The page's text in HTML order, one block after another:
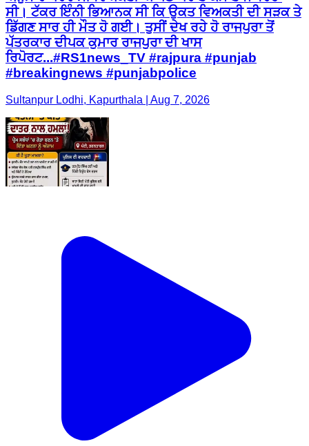
ਸੀ। ਟੱਕਰ ਇੰਨੀ ਭਿਆਨਕ ਸੀ ਕਿ ਉਕਤ ਵਿਅਕਤੀ ਦੀ ਸੜਕ ਤੇ
ਡਿੱਗਣ ਸਾਰ ਹੀ ਮੌਤ ਹੋ ਗਈ। ਤੁਸੀਂ ਦੇਖ ਰਹੇ ਹੋ ਰਾਜਪੁਰਾ ਤੋਂ
ਪੱਤਰਕਾਰ ਦੀਪਕ ਕੁਮਾਰ ਰਾਜਪੁਰਾ ਦੀ ਖਾਸ
ਰਿਪੋਰਟ...#RS1news_TV #rajpura #punjab
#breakingnews #punjabpolice
Sultanpur Lodhi, Kapurthala | Aug 7, 2026